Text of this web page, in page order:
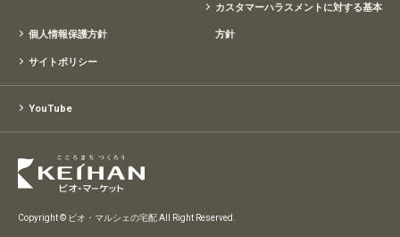
個人情報保護方針
カスタマーハラスメントに対する基本
方針
サイトポリシー
YouTube
Copyright © ビオ・マルシェの宅配 All Right Reserved.